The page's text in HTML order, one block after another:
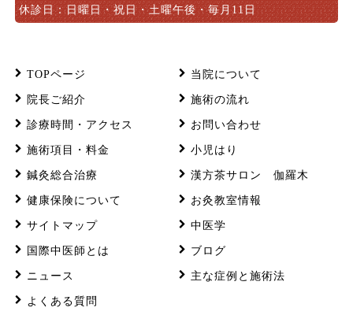
休診日：日曜日・祝日・土曜午後・毎月11日
TOPページ 当院について
院長ご紹介 施術の流れ
診療時間・アクセス お問い合わせ
施術項目・料金 小児はり
鍼灸総合治療 漢方茶サロン 伽羅木
健康保険について お灸教室情報
サイトマップ 中医学
国際中医師とは ブログ
ニュース 主な症例と施術法
よくある質問